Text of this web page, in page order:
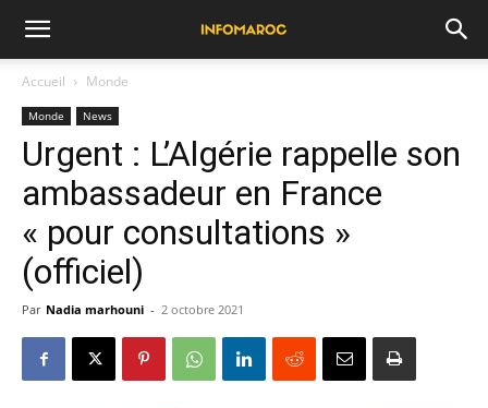
Accueil Monde
Monde News
Urgent : L’Algérie rappelle son
ambassadeur en France
« pour consultations »
(officiel)
Par Nadia marhouni - 2 octobre 2021